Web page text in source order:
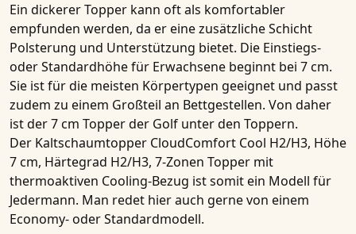
Ein dickerer Topper kann oft als komfortabler
empfunden werden, da er eine zusätzliche Schicht
Polsterung und Unterstützung bietet. Die Einstiegs-
oder Standardhöhe für Erwachsene beginnt bei 7 cm.
Sie ist für die meisten Körpertypen geeignet und passt
zudem zu einem Großteil an Bettgestellen. Von daher
ist der7 cm Topperder Golf unter den Toppern.
Der Kaltschaumtopper CloudComfort Cool H2/H3, Höhe
7 cm, Härtegrad H2/H3, 7-Zonen Topper mit
thermoaktiven Cooling-Bezug ist somit ein Modell für
Jedermann. Man redet hier auch gerne von einem
Economy- oder Standardmodell.